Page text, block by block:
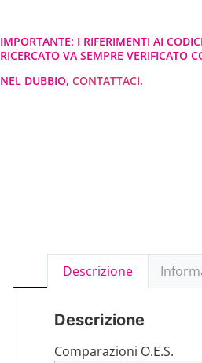
IMPORTANTE: I RIFERIMENTI AI
RICERCATO VA SEMPRE VERIFICATO
NEL DUBBIO, CONTATTACI.
Descrizione
Descrizione
Comparazioni O.E.S.